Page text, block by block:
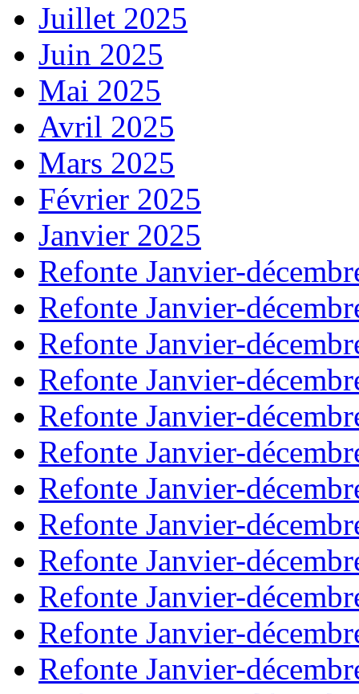
Juillet 2025
Juin 2025
Mai 2025
Avril 2025
Mars 2025
Février 2025
Janvier 2025
Refonte Janvier-
Refonte Janvier-
Refonte Janvier-
Refonte Janvier-
Refonte Janvier-
Refonte Janvier-
Refonte Janvier-
Refonte Janvier-
Refonte Janvier-
Refonte Janvier-
Refonte Janvier-
Refonte Janvier-